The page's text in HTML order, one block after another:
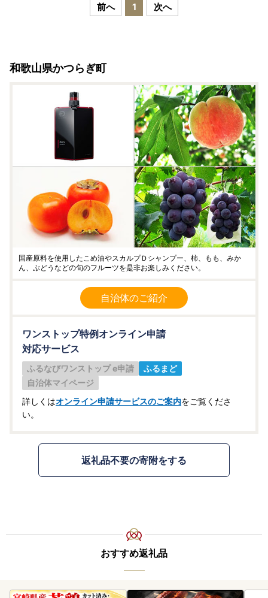
前へ 1 次へ
和歌山県かつらぎ町
国産原料を使用したこめ油やスカルプＤシャンプー、柿、もも、みか
ん、ぶどうなどの旬のフルーツを是非お楽しみください。
自治体のご紹介
ワンストップ特例オンライン申請
対応サービス
ふるなびワンストップ e申請
ふるまど
自治体マイページ
詳しくはオンライン申請サービスのご案内をご覧くださ
い。
返礼品不要の寄附をする
おすすめ返礼品